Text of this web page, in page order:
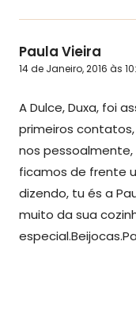
Paula Vieira
14 de Janeiro, 2016 às
A Dulce, Duxa, foi
primeiros
nos
ficamos de frente
dizendo, tu és a
muito da sua